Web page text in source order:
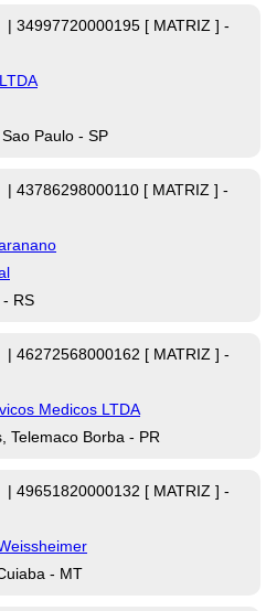
| 34997720000195 [ MATRIZ ] -
Paulo - SP
| 43786298000110 [ MATRIZ ] -
RS
| 46272568000162 [ MATRIZ ] -
Medicos LTDA
Telemaco Borba - PR
| 49651820000132 [ MATRIZ ] -
- MT